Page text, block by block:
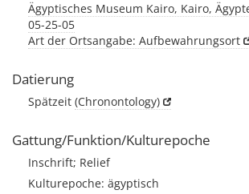
Ägyptisches Museum Kairo, Kairo,
05-25-05
Art der Ortsangabe: Aufbewahrungsort
Datierung
Spätzeit (Chronontology)
Gattung/Funktion/Kulturepoche
Inschrift; Relief
Kulturepoche: ägyptisch